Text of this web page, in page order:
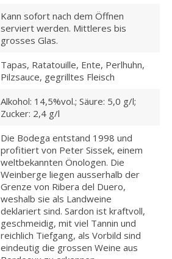
Kann sofort nach dem Öffnen
serviert werden. Mittleres bis
grosses Glas.
Tapas, Ratatouille, Ente, Perlhuhn,
Pilzsauce, gegrilltes Fleisch
Alkohol: 14,5%vol.; Säure: 5,0 g/l;
Zucker: 2,4 g/l
Die Bodega entstand 1998 und
profitiert von Peter Sissek, einem
weltbekannten Önologen. Die
Weinberge liegen ausserhalb der
Grenze von Ribera del Duero,
weshalb sie als Landweine
deklariert sind. Sardon ist kraftvoll,
geschmeidig, mit viel Tannin und
reichlich Tiefgang, als Vorbild sind
eindeutig die grossen Weine aus